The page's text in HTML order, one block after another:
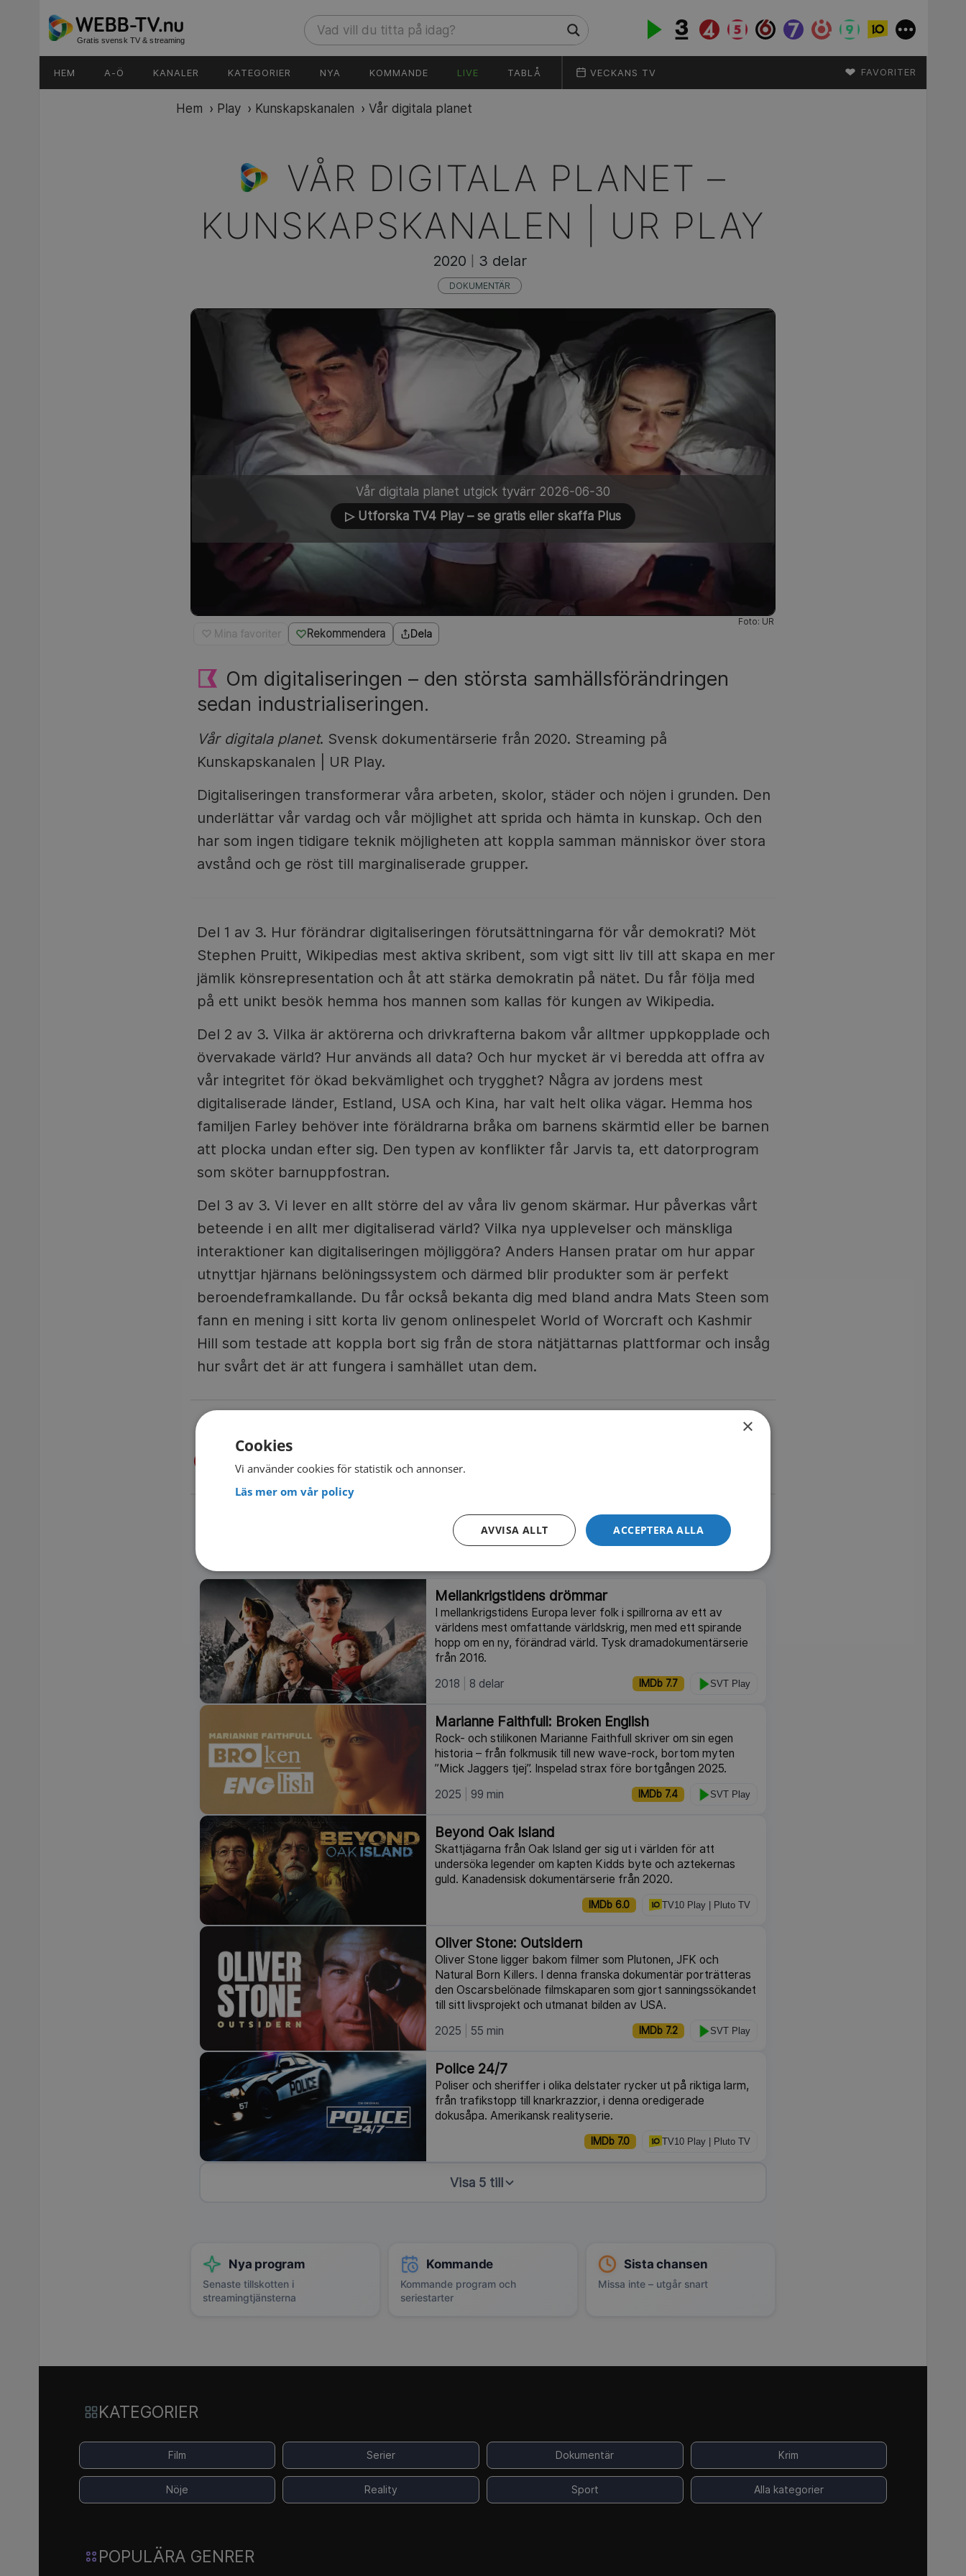
Gratis svensk TV & streaming
HEM A-Ö KANALER KATEGORIER NYA KOMMANDE LIVE TABLÅ VECKANS TV ♥ FAVORITER
Hem › Play › Kunskapskanalen › Vår digitala planet
VÅR DIGITALA PLANET –
KUNSKAPSKANALEN | UR PLAY
♡ Mina favoriter Rekommendera Dela
Om digitaliseringen – den största samhällsförändringen
sedan industrialiseringen.
Vår digitala planet. Svensk dokumentärserie från 2020. Streaming på
Kunskapskanalen | UR Play.
Digitaliseringen transformerar våra arbeten, skolor, städer och nöjen i grunden. Den
underlättar vår vardag och vår möjlighet att sprida och hämta in kunskap. Och den
har som ingen tidigare teknik möjligheten att koppla samman människor över stora
avstånd och ge röst till marginaliserade grupper.
Del 1 av 3. Hur förändrar digitaliseringen förutsättningarna för vår demokrati? Möt
Stephen Pruitt, Wikipedias mest aktiva skribent, som vigt sitt liv till att skapa en mer
jämlik könsrepresentation och åt att stärka demokratin på nätet. Du får följa med
på ett unikt besök hemma hos mannen som kallas för kungen av Wikipedia.
Del 2 av 3. Vilka är aktörerna och drivkrafterna bakom vår alltmer uppkopplade och
övervakade värld? Hur används all data? Och hur mycket är vi beredda att offra av
vår integritet för ökad bekvämlighet och trygghet? Några av jordens mest
digitaliserade länder, Estland, USA och Kina, har valt helt olika vägar. Hemma hos
familjen Farley behöver inte föräldrarna bråka om barnens skärmtid eller be barnen
att plocka undan efter sig. Den typen av konflikter får Jarvis ta, ett datorprogram
som sköter barnuppfostran.
Del 3 av 3. Vi lever en allt större del av våra liv genom skärmar. Hur påverkas vårt
beteende i en allt mer digitaliserad värld? Vilka nya upplevelser och mänskliga
interaktioner kan digitaliseringen möjliggöra? Anders Hansen pratar om hur appar
utnyttjar hjärnans belöningssystem och därmed blir produkter som är perfekt
beroendeframkallande. Du får också bekanta dig med bland andra Mats Steen som
fann en mening i sitt korta liv genom onlinespelet World of Worcraft och Kashmir
Hill som testade att koppla bort sig från de stora nätjättarnas plattformar och insåg
hur svårt det är att fungera i samhället utan dem.
Foto: UR
Vår digitala planet utgick tyvärr 2026-06-30
▷ Utforska TV4 Play – se gratis eller skaffa Plus
2020 3 delar
DOKUMENTÄR
FLER DOKUMENTÄRER ATT STREAMA GRATIS
Mellankrigstidens drömmar
I mellankrigstidens Europa lever folk i spillrorna av ett av
världens mest omfattande världskrig, men med ett spirande
hopp om en ny, förändrad värld. Tysk dramadokumentärserie
från 2016.
2018
8 delar IMDb 7.7 SVT Play
Marianne Faithfull: Broken English
Rock- och stilikonen Marianne Faithfull skriver om sin egen
historia – från folkmusik till new wave-rock, bortom myten
”Mick Jaggers tjej”. Inspelad strax före bortgången 2025.
2025
99 min IMDb 7.4 SVT Play
Beyond Oak Island
Skattjägarna från Oak Island ger sig ut i världen för att
undersöka legender om kapten Kidds byte och aztekernas
guld. Kanadensisk dokumentärserie från 2020.
IMDb 6.0 TV10 Play | Pluto TV
Oliver Stone: Outsidern
Oliver Stone ligger bakom filmer som Plutonen, JFK och
Natural Born Killers. I denna franska dokumentär porträtteras
den Oscarsbelönade filmskaparen som gjort sanningssökandet
till sitt livsprojekt och utmanat bilden av USA.
2025
55 min IMDb 7.2 SVT Play
Police 24/7
Poliser och sheriffer i olika delstater rycker ut på riktiga larm,
från trafikstopp till knarkrazzior, i denna oredigerade
dokusåpa. Amerikansk realityserie.
IMDb 7.0 TV10 Play | Pluto TV
Visa 5 till
Nya program
Senaste tillskotten i
streamingtjänsterna
Kommande
Kommande program och
seriestarter
Sista chansen
Missa inte – utgår snart
KATEGORIER
Film Serier Dokumentär Krim
Nöje Reality Sport Alla kategorier
POPULÄRA GENRER
×
Cookies
Vi använder cookies för statistik och annonser.
Läs mer om vår policy
ACCEPTERA ALLA
AVVISA ALLT